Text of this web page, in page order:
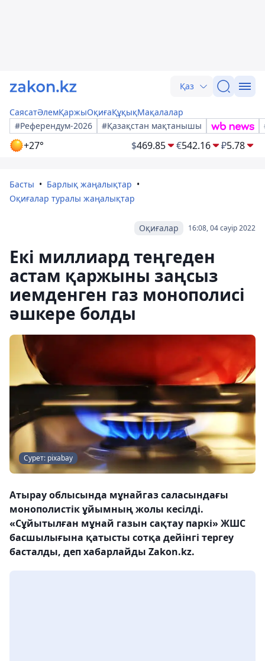
Қаз
СаясатӘлемҚаржыОқиғаҚұқықМақалалар
#Референдум-2026
#Қазақстан мақтанышы
+27° $469.85 €542.16 ₽5.78
Басты
Барлық жаңалықтар
Оқиғалар туралы жаңалықтар
16:08, 04 сәуір 2022
Оқиғалар
Екі миллиард теңгеден
астам қаржыны заңсыз
иемденген газ монополисі
әшкере болды
Сурет: pixabay
Атырау облысында мұнайгаз саласындағы
монополистік ұйымның жолы кесілді.
«Сұйытылған мұнай газын сақтау паркі» ЖШС
басшылығына қатысты сотқа дейінгі тергеу
басталды, деп хабарлайды Zakon.kz.